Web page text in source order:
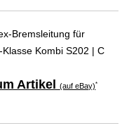
Bremsleitung für
Kombi S202 | C
Artikel(auf eBay)*